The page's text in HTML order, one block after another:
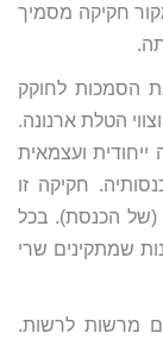
חקיקה מסמיך
הסמכות לחוקק
הטלת ארנונה.
ועצמאית
חקיקה זו
(של הכנסת). בכל
שמתקינים שרי
מרשות לרשות.